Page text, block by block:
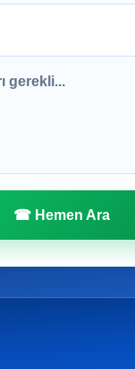
☎ Hemen Ara